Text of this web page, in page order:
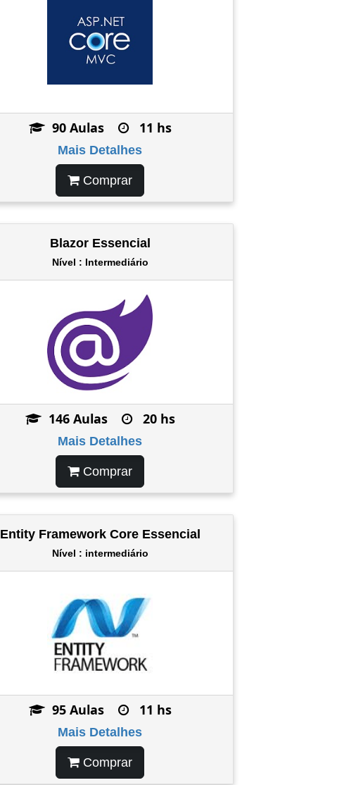
90 Aulas 11 hs
Mais Detalhes
Comprar
Blazor Essencial
Nível : Intermediário
146 Aulas 20 hs
Mais Detalhes
Comprar
Entity Framework Core Essencial
Nível : intermediário
95 Aulas 11 hs
Mais Detalhes
Comprar